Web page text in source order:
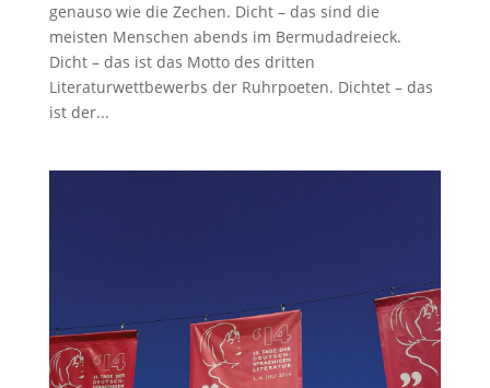
genauso wie die Zechen. Dicht – das sind die
meisten Menschen abends im Bermudadreieck.
Dicht – das ist das Motto des dritten
Literaturwettbewerbs der Ruhrpoeten. Dichtet – das
ist der...